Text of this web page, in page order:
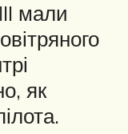
мали
як